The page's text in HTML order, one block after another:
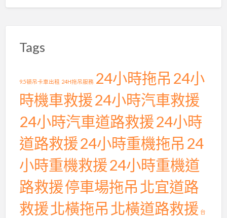
Tags
9.5頓吊卡車出租 24H拖吊服務 24小時拖吊 24小
時機車救援24小時汽車救援
24小時汽車道路救援24小時
道路救援24小時重機拖吊 24
小時重機救援24小時重機道
路救援停車場拖吊 北宜道路
救援北橫拖吊 北橫道路救援 台